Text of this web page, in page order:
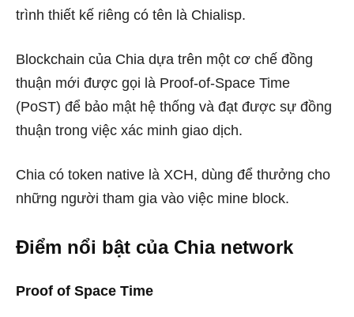
trình thiết kế riêng có tên là Chialisp.
Blockchain của Chia dựa trên một cơ chế đồng
thuận mới được gọi là Proof-of-Space Time
(PoST) để bảo mật hệ thống và đạt được sự đồng
thuận trong việc xác minh giao dịch.
Chia có token native là XCH, dùng để thưởng cho
những người tham gia vào việc mine block.
Điểm nổi bật của Chia network
Proof of Space Time